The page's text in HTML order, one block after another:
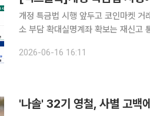
개정 특금법 시행 앞두고 코인마켓
소 부담 확대실명계좌 확보는 재신고 통과 이후에
금융정보법이 8월 20일부터 시행될
2026-06-16 16:11
'나솔' 32기 영철, 사별 고백